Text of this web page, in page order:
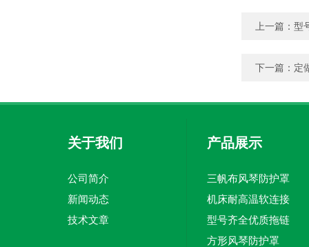
上一篇： 型
下一篇： 定
关于我们
公司简介
新闻动态
技术文章
产品展示
三帆布风琴防护罩
机床耐高温软连接
型号齐全优质拖链
方形风琴防护罩